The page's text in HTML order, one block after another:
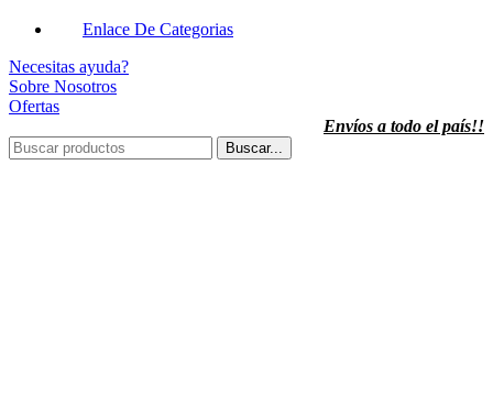
Enlace De Categorias
Necesitas ayuda?
Sobre Nosotros
Ofertas
Envíos a todo el país!!
Buscar...